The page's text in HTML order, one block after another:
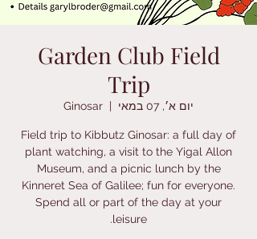
Garden Club Field
Trip
יום א׳, 07 במאי
  |
Ginosar
Field trip to Kibbutz Ginosar: a full day of
plant watching, a visit to the Yigal Allon
Museum, and a picnic lunch by the
Kinneret Sea of Galilee; fun for everyone.
Spend all or part of the day at your
leisure.